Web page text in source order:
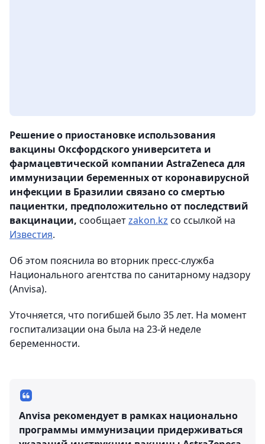
Решение о приостановке использования
вакцины Оксфордского университета и
фармацевтической компании AstraZeneca для
иммунизации беременных от коронавирусной
инфекции в Бразилии связано со смертью
пациентки, предположительно от последствий
вакцинации, сообщаетzakon.kz со ссылкой на
Известия.
Об этом пояснила во вторник пресс-служба
Национального агентства по санитарному надзору
(Anvisa).
Уточняется, что погибшей было 35 лет. На момент
госпитализации она была на 23-й неделе
беременности.
Anvisa рекомендует в рамках национально
программы иммунизации придерживаться